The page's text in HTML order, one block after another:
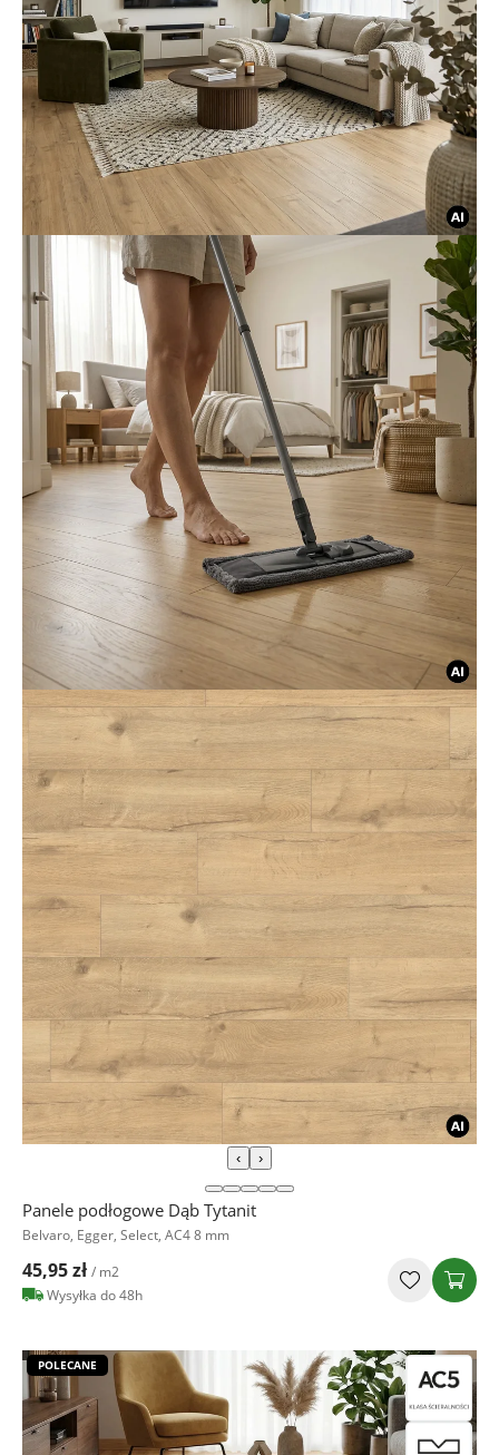
‹ ›
Panele podłogowe Dąb Tytanit
Belvaro, Egger, Select, AC4 8 mm
45,95 zł / m2
Wysyłka do 48h
POLECANE